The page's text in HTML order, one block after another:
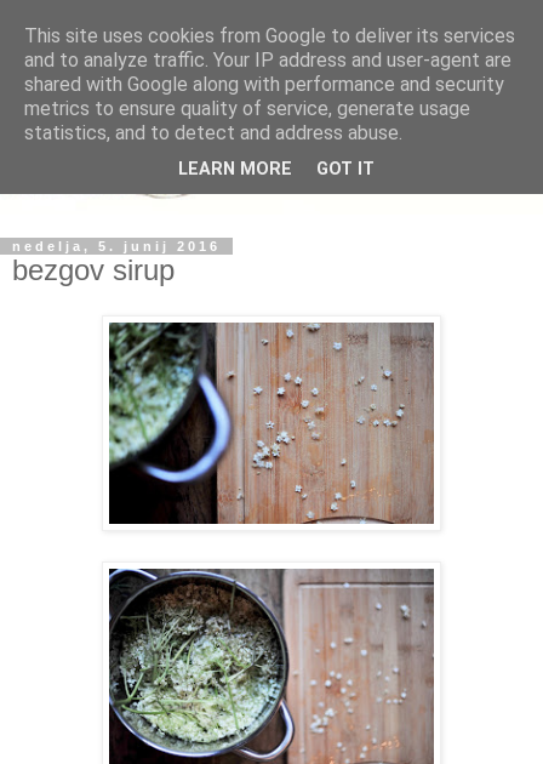
nedelja, 5. junij 2016
bezgov sirup
This site uses cookies from Google to deliver its services
and to analyze traffic. Your IP address and user-agent are
shared with Google along with performance and security
metrics to ensure quality of service, generate usage
statistics, and to detect and address abuse.
LEARN MORE GOT IT